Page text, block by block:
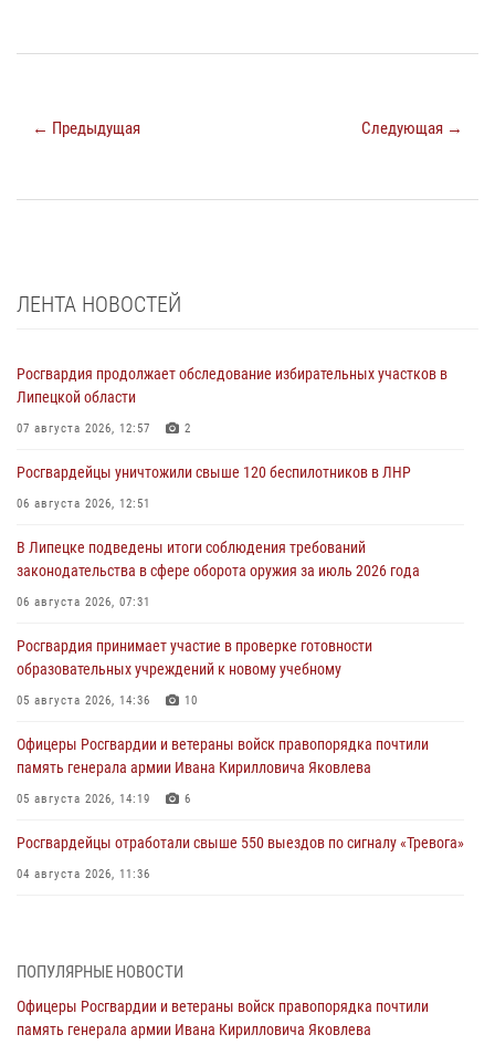
← Предыдущая Следующая →
ЛЕНТА НОВОСТЕЙ
Росгвардия продолжает обследование избирательных участков в
Липецкой области
07 августа 2026, 12:57 2
Росгвардейцы уничтожили свыше 120 беспилотников в ЛНР
06 августа 2026, 12:51
В Липецке подведены итоги соблюдения требований
законодательства в сфере оборота оружия за июль 2026 года
06 августа 2026, 07:31
Росгвардия принимает участие в проверке готовности
образовательных учреждений к новому учебному
05 августа 2026, 14:36 10
Офицеры Росгвардии и ветераны войск правопорядка почтили
память генерала армии Ивана Кирилловича Яковлева
05 августа 2026, 14:19 6
Росгвардейцы отработали свыше 550 выездов по сигналу «Тревога»
04 августа 2026, 11:36
04 августа 2026, 09:05
Росгвардия обеспечила безопасность граждан на праздновании
Дня ВДВ в Липецке
ПОПУЛЯРНЫЕ НОВОСТИ
Офицеры Росгвардии и ветераны войск правопорядка почтили
память генерала армии Ивана Кирилловича Яковлева